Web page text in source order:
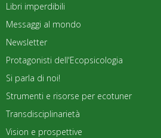
Libri imperdibili
Messaggi al mondo
Newsletter
Protagonisti dell'Ecopsicologia
Si parla di noi!
Strumenti e risorse per ecotuner
Transdisciplinarietà
Vision e prospettive